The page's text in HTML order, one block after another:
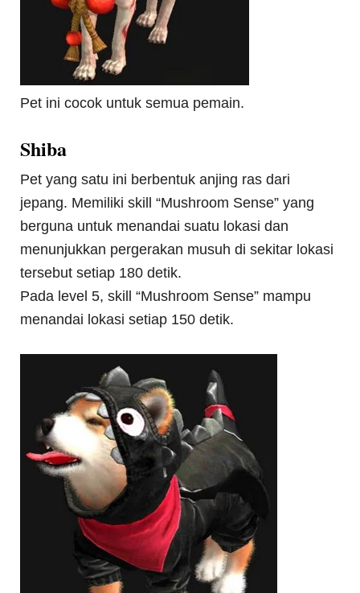
Pet ini cocok untuk semua pemain.
Shiba
Pet yang satu ini berbentuk anjing ras dari
jepang. Memiliki skill “Mushroom Sense” yang
berguna untuk menandai suatu lokasi dan
menunjukkan pergerakan musuh di sekitar lokasi
tersebut setiap 180 detik.
Pada level 5, skill “Mushroom Sense” mampu
menandai lokasi setiap 150 detik.